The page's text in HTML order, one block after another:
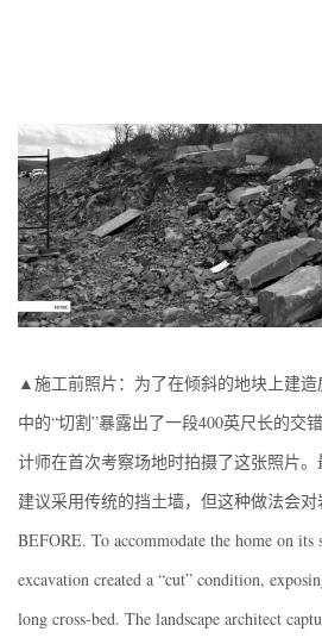
▲施工前照片：为了在倾斜的地块上建
中的“切割”暴露出了一段400英尺长的交
计师在首次考察场地时拍摄了这张照片
建议采用传统的挡土墙，但这种做法会对
BEFORE. To accommodate the home on its
excavation created a “cut” condition,
long cross-bed. The landscape architect